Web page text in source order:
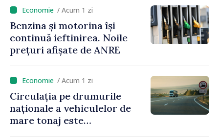
/ Acum 1 zi
Benzina și motorina își
continuă ieftinirea. Noile
prețuri afișate de ANRE
/ Acum 1 zi
Circulația pe drumurile
naționale a vehiculelor de
mare tonaj este